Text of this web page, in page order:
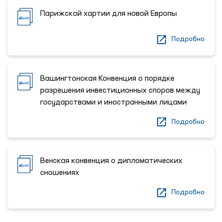
Парижской хартии для новой Европы
Подробно
Вашингтонская Конвенция о порядке
разрешения инвестиционных споров между
государствами и иностранными лицами
Подробно
Венская конвенция о дипломатических
сношениях
Подробно